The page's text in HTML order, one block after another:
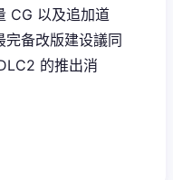
CG 以及追加道
备改版建设議同
的推出消